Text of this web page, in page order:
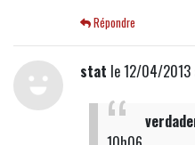
Répondre
stat le 12/04/2013